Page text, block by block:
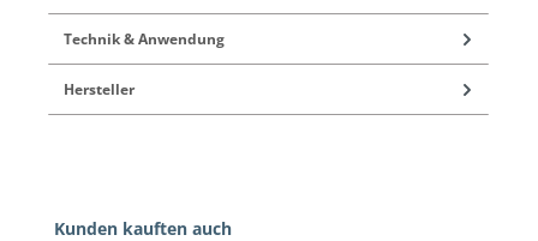
Technik & Anwendung
Hersteller
Produktgalerie überspringen
Kunden kauften auch